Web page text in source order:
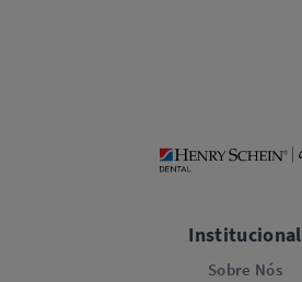
Institucional
Sobre Nós